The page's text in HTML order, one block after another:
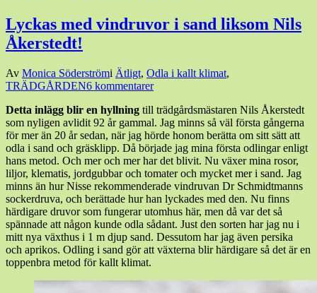
Lyckas med vindruvor i sand liksom Nils
Åkerstedt!
Den
14
201815
augusti,
2018
Av Monica Söderströmi Ätligt, Odla i kallt klimat,
TRÄDGÅRDEN6 kommentarer
Detta inlägg blir en hyllning till trädgårdsmästaren Nils Åkerstedt
som nyligen avlidit 92 år gammal. Jag minns så väl första gångerna
för mer än 20 år sedan, när jag hörde honom berätta om sitt sätt att
odla i sand och gräsklipp. Då började jag mina första odlingar enligt
hans metod. Och mer och mer har det blivit. Nu växer mina rosor,
liljor, klematis, jordgubbar och tomater och mycket mer i sand. Jag
minns än hur Nisse rekommenderade vindruvan Dr Schmidtmanns
sockerdruva, och berättade hur han lyckades med den. Nu finns
härdigare druvor som fungerar utomhus här, men då var det så
spännade att någon kunde odla sådant. Just den sorten har jag nu i
mitt nya växthus i 1 m djup sand. Dessutom har jag även persika
och aprikos. Odling i sand gör att växterna blir härdigare så det är en
toppenbra metod för kallt klimat.